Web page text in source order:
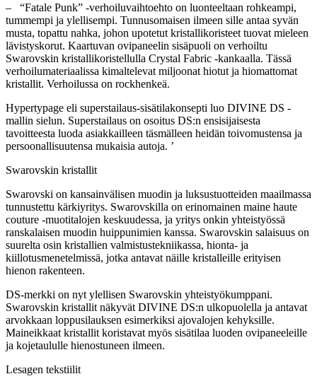
– “Fatale Punk” -verhoiluvaihtoehto on luonteeltaan rohkeampi,
tummempi ja ylellisempi. Tunnusomaisen ilmeen sille antaa syvän
musta, topattu nahka, johon upotetut kristallikoristeet tuovat mieleen
lävistyskorut. Kaartuvan ovipaneelin sisäpuoli on verhoiltu
Swarovskin kristallikoristellulla Crystal Fabric -kankaalla. Tässä
verhoilumateriaalissa kimaltelevat miljoonat hiotut ja hiomattomat
kristallit. Verhoilussa on rockhenkeä.
Hypertypage eli superstailaus-sisätilakonsepti luo DIVINE DS -
mallin sielun. Superstailaus on osoitus DS:n ensisijaisesta
tavoitteesta luoda asiakkailleen täsmälleen heidän toivomustensa ja
persoonallisuutensa mukaisia autoja. ’
Swarovskin kristallit
Swarovski on kansainvälisen muodin ja luksustuotteiden maailmassa
tunnustettu kärkiyritys. Swarovskilla on erinomainen maine haute
couture -muotitalojen keskuudessa, ja yritys onkin yhteistyössä
ranskalaisen muodin huippunimien kanssa. Swarovskin salaisuus on
suurelta osin kristallien valmistustekniikassa, hionta- ja
kiillotusmenetelmissä, jotka antavat näille kristalleille erityisen
hienon rakenteen.
DS-merkki on nyt ylellisen Swarovskin yhteistyökumppani.
Swarovskin kristallit näkyvät DIVINE DS:n ulkopuolella ja antavat
arvokkaan loppusilauksen esimerkiksi ajovalojen kehyksille.
Maineikkaat kristallit koristavat myös sisätilaa luoden ovipaneeleille
ja kojetaululle hienostuneen ilmeen.
Lesagen tekstiilit